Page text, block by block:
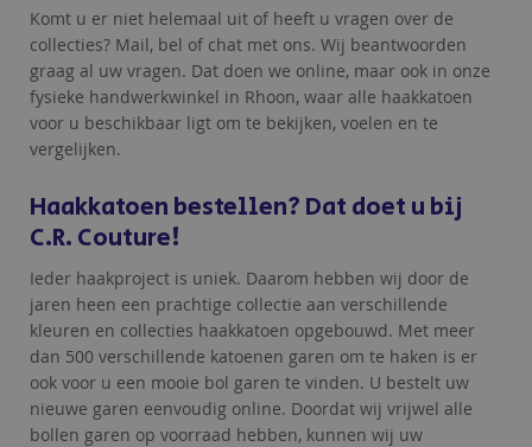
Komt u er niet helemaal uit of heeft u vragen over de
collecties? Mail, bel of chat met ons. Wij beantwoorden
graag al uw vragen. Dat doen we online, maar ook in onze
fysieke handwerkwinkel in Rhoon, waar alle haakkatoen
voor u beschikbaar ligt om te bekijken, voelen en te
vergelijken.
Haakkatoen bestellen? Dat doet u bij
C.R. Couture!
Ieder haakproject is uniek. Daarom hebben wij door de
jaren heen een prachtige collectie aan verschillende
kleuren en collecties haakkatoen opgebouwd. Met meer
dan 500 verschillende katoenen garen om te haken is er
ook voor u een mooie bol garen te vinden. U bestelt uw
nieuwe garen eenvoudig online. Doordat wij vrijwel alle
bollen garen op voorraad hebben, kunnen wij uw